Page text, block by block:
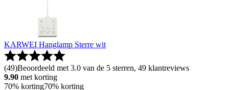
KARWEI Hanglamp Sterre wit
(49)Beoordeeld met 3.0 van de 5 sterren, 49 klantreviews
9.90 met korting
70% korting70% korting